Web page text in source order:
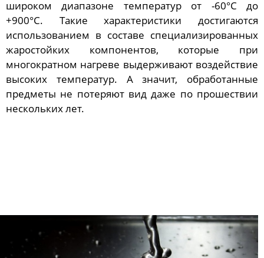
широком диапазоне температур от -60°C до
+900°C. Такие характеристики достигаются
использованием в составе специализированных
жаростойких компонентов, которые при
многократном нагреве выдерживают воздействие
высоких температур. А значит, обработанные
предметы не потеряют вид даже по прошествии
нескольких лет.